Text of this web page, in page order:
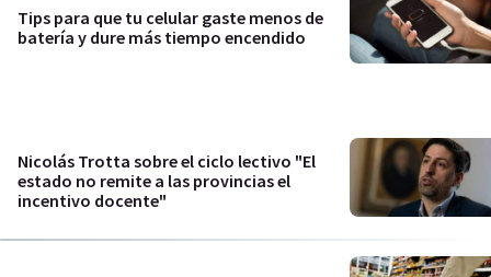
Tips para que tu celular gaste menos de
batería y dure más tiempo encendido
Nicolás Trotta sobre el ciclo lectivo "El
estado no remite a las provincias el
incentivo docente"